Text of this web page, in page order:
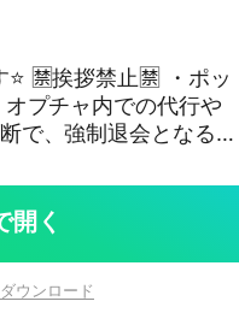
ッ
プチャ内での代行や
落、在庫e
梨県 ＃長野県 ＃岐阜
開く
ウンロード